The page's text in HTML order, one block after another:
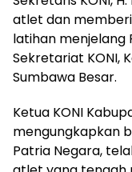
atlet dan
latihan menjelang
Sekretariat KONI,
Sumbawa Besar.
Ketua KONI
mengungkapkan
Patria Negara,